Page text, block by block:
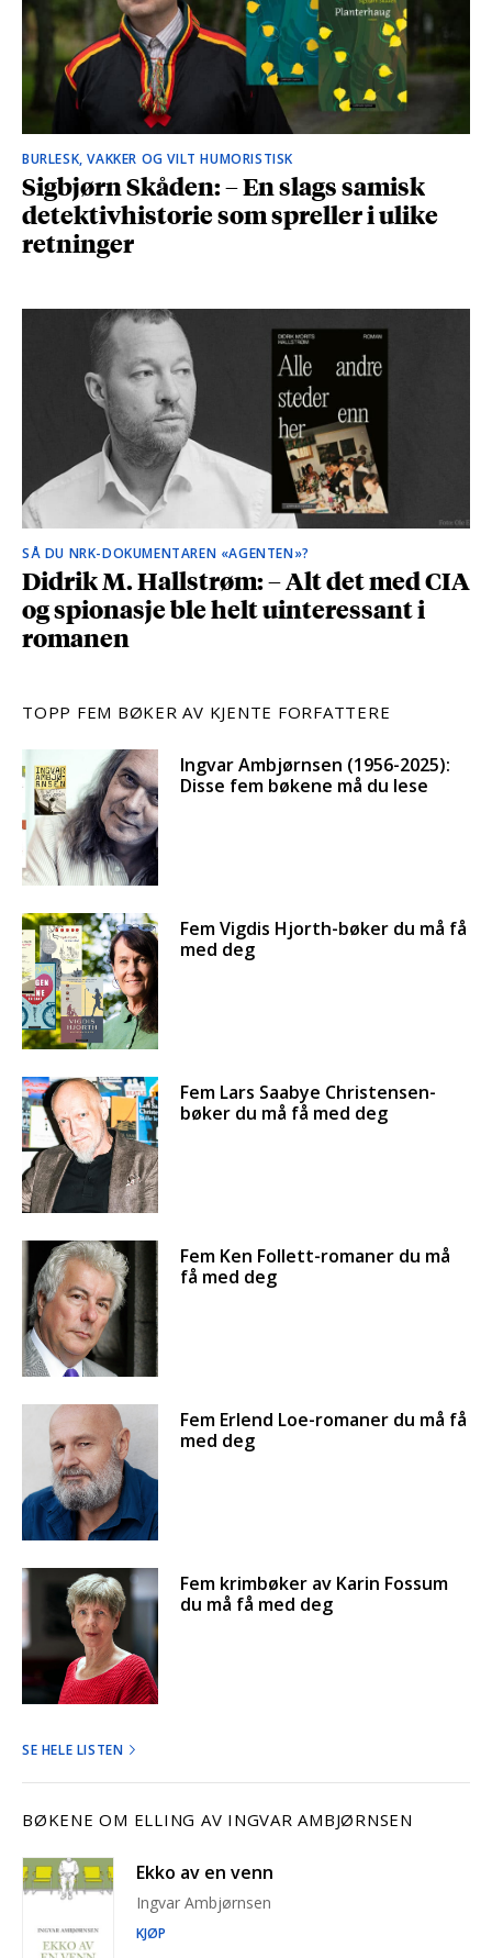
BURLESK, VAKKER OG VILT HUMORISTISK
Sigbjørn Skåden: – En slags samisk
detektivhistorie som spreller i ulike
retninger
SÅ DU NRK-DOKUMENTAREN «AGENTEN»?
Didrik M. Hallstrøm: – Alt det med CIA
og spionasje ble helt uinteressant i
romanen
TOPP FEM BØKER AV KJENTE FORFATTERE
Ingvar Ambjørnsen (1956-2025):
Disse fem bøkene må du lese
Fem Vigdis Hjorth-bøker du må få
med deg
Fem Lars Saabye Christensen-
bøker du må få med deg
Fem Ken Follett-romaner du må
få med deg
Fem Erlend Loe-romaner du må få
med deg
Fem krimbøker av Karin Fossum
du må få med deg
SE HELE LISTEN
BØKENE OM ELLING AV INGVAR AMBJØRNSEN
Ekko av en venn
Ingvar Ambjørnsen
KJØP